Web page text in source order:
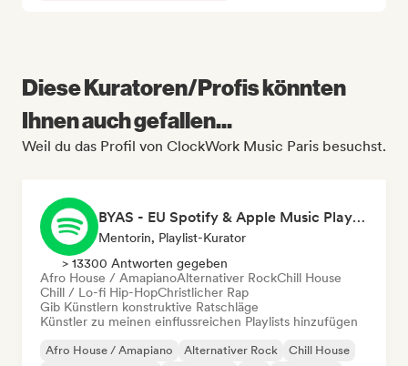
Diese Kuratoren/Profis könnten
Ihnen auch gefallen...
Weil du das Profil von ClockWork Music Paris besuchst.
BYAS - EU Spotify & Apple Music Playlists
Mentorin, Playlist-Kurator
> 13300 Antworten gegeben
Afro House / AmapianoAlternativer RockChill House
Chill / Lo-fi Hip-HopChristlicher Rap
Gib Künstlern konstruktive Ratschläge
Künstler zu meinen einflussreichen Playlists hinzufügen
Afro House / Amapiano Alternativer Rock
Chill House